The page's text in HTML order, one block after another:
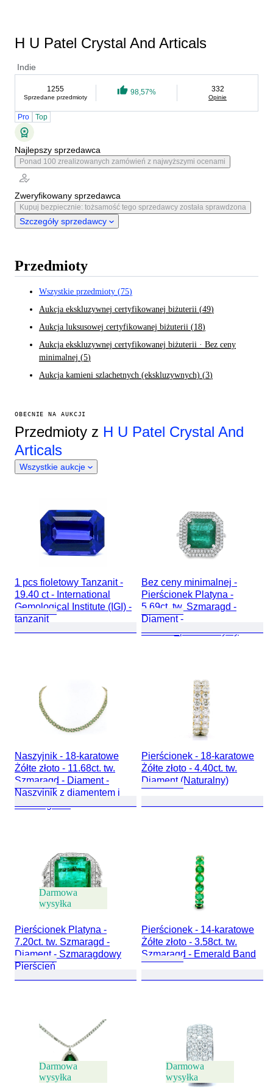
H U Patel Crystal And Articals
Indie
1255
Sprzedane przedmioty
98,57% 332
Opinie
Pro Top
Najlepszy sprzedawca
Ponad 100 zrealizowanych zamówień z najwyższymi ocenami
Zweryfikowany sprzedawca
Kupuj bezpiecznie: tożsamość tego sprzedawcy została sprawdzona
Szczegóły sprzedawcy
Przedmioty
Wszystkie przedmioty (75)
Aukcja ekskluzywnej certyfikowanej biżuterii (49)
Aukcja luksusowej certyfikowanej biżuterii (18)
Aukcja ekskluzywnej certyfikowanej biżuterii · Bez ceny
minimalnej (5)
Aukcja kamieni szlachetnych (ekskluzywnych) (3)
OBECNIE NA AUKCJI
Przedmioty z H U Patel Crystal And
Articals
Wszystkie aukcje
1 pcs fioletowy Tanzanit -
19.40 ct - International
Gemological Institute (IGI) -
tanzanit
Bez ceny minimalnej -
Pierścionek Platyna -
5.69ct. tw. Szmaragd -
Diament -
Zambia_przezroczysty
Naszyjnik - 18-karatowe
Żółte złoto - 11.68ct. tw.
Szmaragd - Diament -
Naszyjnik z diamentem i
szmaragdem
Pierścionek - 18-karatowe
Żółte złoto - 4.40ct. tw.
Diament (Naturalny)
Darmowa
wysyłka
Pierścionek Platyna -
7.20ct. tw. Szmaragd -
Diament - Szmaragdowy
Pierścień
Pierścionek - 14-karatowe
Żółte złoto - 3.58ct. tw.
Szmaragd - Emerald Band
Darmowa
wysyłka
Darmowa
wysyłka